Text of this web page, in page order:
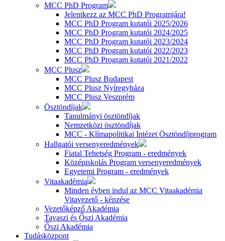
MCC PhD Program
Jelentkezz az MCC PhD Programjára!
MCC PhD Program kutatói 2025/2026
MCC PhD Program kutatói 2024/2025
MCC PhD Program kutatói 2023/2024
MCC PhD Program kutatói 2022/2023
MCC PhD Program kutatói 2021/2022
MCC Plusz
MCC Plusz Budapest
MCC Plusz Nyíregyháza
MCC Plusz Veszprém
Ösztöndíjak
Tanulmányi ösztöndíjak
Nemzetközi ösztöndíjak
MCC - Klímapolitikai Intézet Ösztöndíjprogram
Hallgatói versenyeredmények
Fiatal Tehetség Program - eredmények
Középiskolás Program versenyeredmények
Egyetemi Program - eredmények
Vitaakadémia
Minden évben indul az MCC Vitaakadémia
Vitavezető - képzése
Vezetőképző Akadémia
Tavaszi és Őszi Akadémia
Őszi Akadémia
Tudásközpont